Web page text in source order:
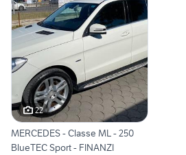
22
MERCEDES - Classe ML - 250
BlueTEC Sport - FINANZI